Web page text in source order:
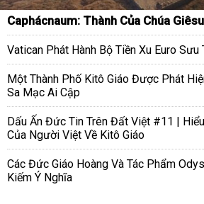
Caphácnaum: Thành Của Chúa
Vatican Phát Hành Bộ Tiền Xu Euro Sưu
Một Thành Phố Kitô Giáo Được Phát
Sa Mạc Ai Cập
Dấu Ấn Đức Tin Trên Đất Việt #11 |
Của Người Việt Về Kitô Giáo
Các Đức Giáo Hoàng Và Tác Phẩm
Kiếm Ý Nghĩa